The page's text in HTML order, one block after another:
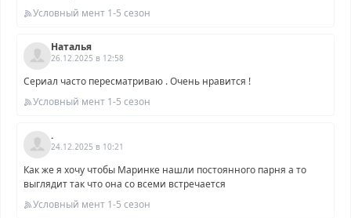
Условный мент 1-5 сезон
Наталья
26.12.2025 в 12:58
Сериал часто пересматриваю . Очень нравится !
Условный мент 1-5 сезон
.
24.12.2025 в 10:21
Как же я хочу чтобы Маринке нашли постоянного парня а то
выглядит так что она со всеми встречается
Условный мент 1-5 сезон